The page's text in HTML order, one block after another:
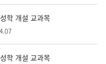
학 개설 교과목
학 개설 교과목